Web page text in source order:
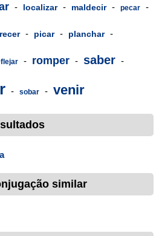
- localizar - maldecir - pecar -
- picar - planchar -
- romper - saber -
- sobar - venir
similar